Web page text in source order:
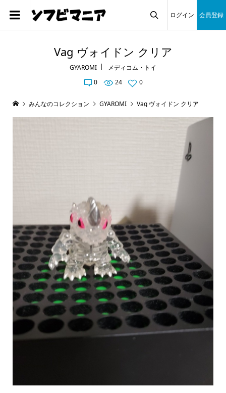
ログイン 会員登録
Vag ヴォイドン クリア
GYAROMI
メディコム・トイ
0
24 0
みんなのコレクション GYAROMI Vag ヴォイドン クリア